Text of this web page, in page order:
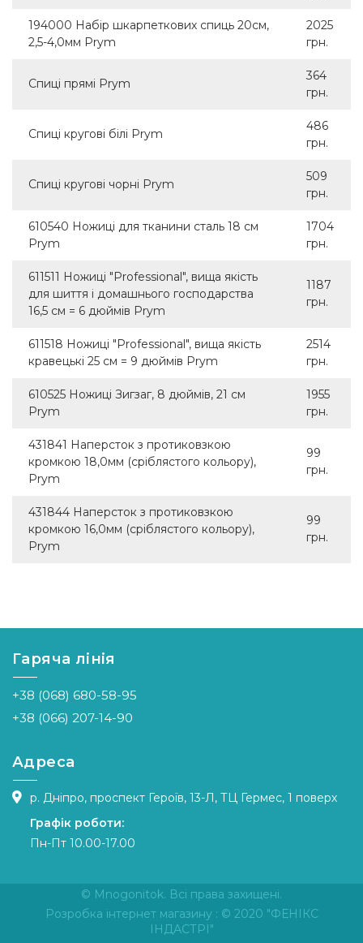
194000 Набір шкарпеткових спиць 20см,
2,5-4,0мм Prym
2025
грн.
Спиці прямі Prym
364
грн.
Спиці кругові білі Prym
486
грн.
Спиці кругові чорні Prym
509
грн.
610540 Ножиці для тканини сталь 18 см
Prym
1704
грн.
611511 Ножиці "Professional", вища якість
для шиття і домашнього господарства
16,5 см = 6 дюймів Prym
1187
грн.
611518 Ножиці "Professional", вища якість
кравецькі 25 см = 9 дюймів Prym
2514
грн.
610525 Ножиці Зигзаг, 8 дюймів, 21 см
Prym
1955
грн.
431841 Наперсток з протиковзкою
кромкою 18,0мм (сріблястого кольору),
Prym
99
грн.
431844 Наперсток з протиковзкою
кромкою 16,0мм (сріблястого кольору),
Prym
99
грн.
Гаряча лінія
+38 (068) 680-58-95
+38 (066) 207-14-90
Адреса
р. Дніпро, проспект Героїв, 13-Л, ТЦ Гермес, 1 поверх
Графік роботи:
Пн-Пт 10.00-17.00
© Mnogonitok. Всі права захищені.
Розробка інтернет магазину : © 2020 "ФЕНІКС
ІНДАСТРІ"